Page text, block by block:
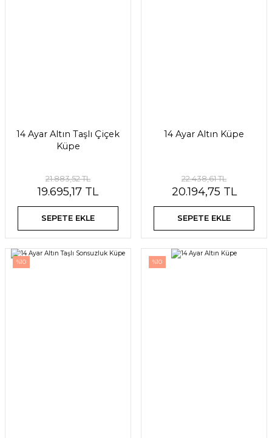
14 Ayar Altın Taşlı Çiçek
Küpe
21.883,52 TL
19.695,17 TL
SEPETE EKLE
14 Ayar Altın Küpe
22.438,61 TL
20.194,75 TL
SEPETE EKLE
%10 %10